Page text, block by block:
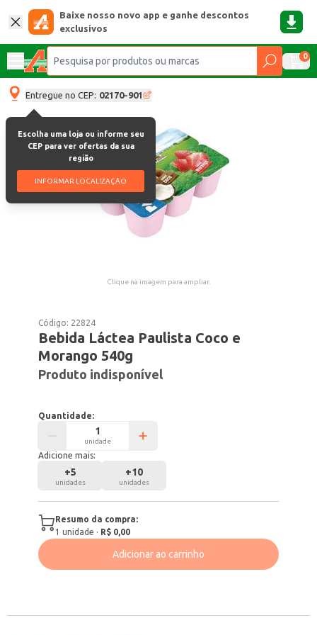
Baixe nosso novo app e ganhe descontos
exclusivos
0
Entregue no CEP: 02170-901
Escolha uma loja ou informe seu
CEP para ver ofertas da sua
região
INFORMAR LOCALIZAÇÃO
Clique na imagem para ampliar.
Código: 22824
Bebida Láctea Paulista Coco e
Morango 540g
Produto indisponível
Quantidade:
unidade
Adicione mais:
+5
unidades
+10
unidades
Resumo da compra:
1 unidade · R$ 0,00
Adicionar ao carrinho